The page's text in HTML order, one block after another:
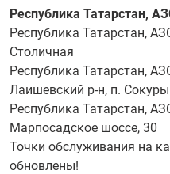
Республика Татарстан,
Республика Татарстан,
Столичная
Республика Татарстан,
Лаишевский р-н, п. Сокуры
Республика Татарстан,
Марпосадское шоссе, 30
Точки обслуживания на
обновлены!